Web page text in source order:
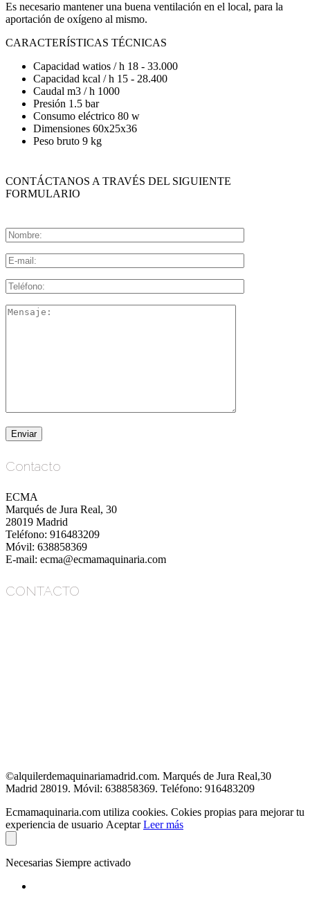
Es necesario mantener una buena ventilación en el local, para la
aportación de oxígeno al mismo.
CARACTERÍSTICAS TÉCNICAS
Capacidad watios / h 18 - 33.000
Capacidad kcal / h 15 - 28.400
Caudal m3 / h 1000
Presión 1.5 bar
Consumo eléctrico 80 w
Dimensiones 60x25x36
Peso bruto 9 kg
CONTÁCTANOS A TRAVÉS DEL SIGUIENTE
FORMULARIO
Contacto
ECMA
Marqués de Jura Real, 30
28019 Madrid
Teléfono: 916483209
Móvil: 638858369
E-mail: ecma@ecmamaquinaria.com
CONTACTO
©alquilerdemaquinariamadrid.com. Marqués de Jura Real,30
Madrid 28019. Móvil: 638858369. Teléfono: 916483209
Ecmamaquinaria.com utiliza cookies. Cokies propias para mejorar tu
experiencia de usuario Aceptar Leer más
Necesarias Siempre activado